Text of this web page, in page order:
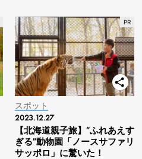
スポット
2023.12.27
【北海道親子旅】“ふれあえす
ぎる”動物園「ノースサファリ
サッポロ」に驚いた！